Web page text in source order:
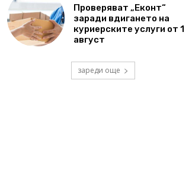
Проверяват „Еконт“
заради вдигането на
куриерските услуги от 1
август
зареди още